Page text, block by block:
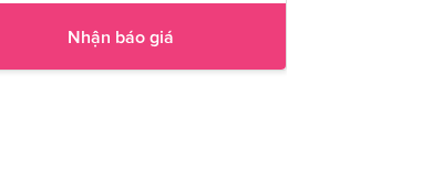
Nhận báo giá